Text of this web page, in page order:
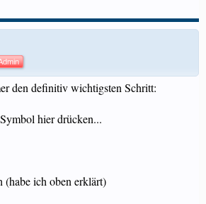
den definitiv wichtigsten Schritt:
hier drücken...
(habe ich oben erklärt)